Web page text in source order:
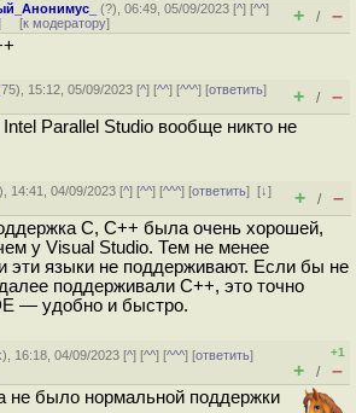
(?), 06:49, 05/09/2023 [^] [^^]
[к модератору] + / –
75), 15:12, 05/09/2023 [^] [^^] [^^^] [ответить]
+ / –
Parallel Studio вообще никто не
), 14:41, 04/09/2023 [^] [^^] [^^^] [ответить][↓]
+ / –
С, С++ была очень хорошей,
у Visual Studio. Тем не менее
эти языки не поддерживают. Если бы не
поддерживали С++, это точно
— удобно и быстро.
), 16:18, 04/09/2023 [^] [^^] [^^^] [ответить]
+1
+ / –
не было нормальной поддержки